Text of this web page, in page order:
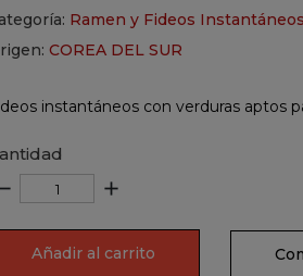
Ramen y Fideos Instantáneos
COREA DEL SUR
instantáneos con verduras aptos
add
Añadir al carrito